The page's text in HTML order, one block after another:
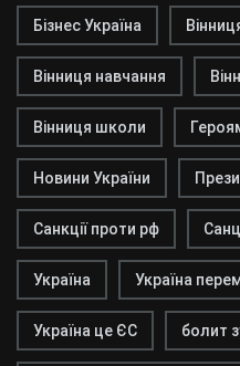
Бізнес Україна
Вінниця навчання
Вінниця школи
Новини України
Санкції проти рф
Україна Україна
Україна це ЄС болит